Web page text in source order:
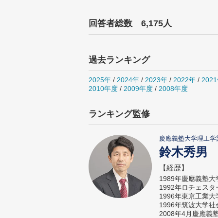
回答者総数 6,175人
過去ランキング
2025年 / 2024年 / 2023年 / 2022年 /
2010年度 / 2009年度 / 2008年度
ランキング監修
慶應義塾大学理工
鈴木秀男
【経歴】
1989年慶應義塾
1992年ロチェス
1996年東京工業
1996年筑波大学
2008年4月慶應義